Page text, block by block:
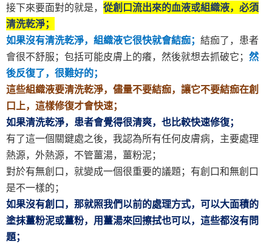
接下來要面對的就是， 從創口流出來的血液或組織液，必須
清洗乾淨；
如果沒有清洗乾淨，組織液它很快就會結痂； 結痂了，患者
會很不舒服；包括可能皮膚上的癢，然後就想去抓破它； 然
後反復了，很難好的；
這些組織液要清洗乾淨，儘量不要結痂，讓它不要結痂在創
口上，這樣修復才會快速；
如果清洗乾淨，患者會覺得很清爽，也比較快速修復；
有了這一個關鍵處之後，我認為所有任何皮膚病，主要處理
熱源，外熱源，不管薑湯，薑粉泥；
對於有無創口，就變成一個很重要的議題；有創口和無創口
是不一樣的；
如果沒有創口，那就照我們以前的處理方式，可以大面積的
塗抹薑粉泥或薑粉，用薑湯來回擦拭也可以，這些都沒有問
題；